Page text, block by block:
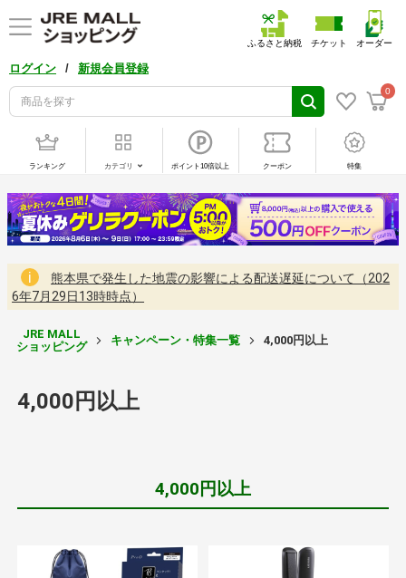
ログイン / 新規会員登録
0
ふるさと納税 チケット オーダー
ランキング カテゴリ ポイント10倍以上 クーポン 特集
熊本県で発生した地震の影響による配送遅延について（202
6年7月29日13時時点）
JRE MALL
ショッピング
キャンペーン・特集一覧 4,000円以上
4,000円以上
4,000円以上